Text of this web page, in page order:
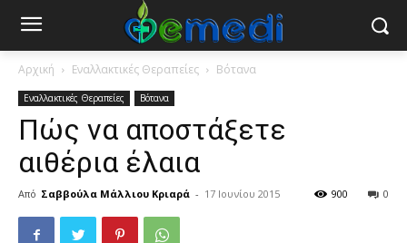
Αρχική Εναλλακτικές Θεραπείες Βότανα
Εναλλακτικές Θεραπείες Βότανα
Πώς να αποστάξετε
αιθέρια έλαια
Από Σαββούλα Μάλλιου Κριαρά - 17 Ιουνίου 2015 0
900